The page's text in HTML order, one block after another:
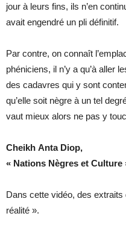
jour à leurs fins, ils n’en
avait engendré un pli définitif.
Par contre, on connaît
phéniciens, il n’y a qu’à aller
des cadavres qui y sont
qu’elle soit nègre à un tel
vaut mieux alors ne pas y
Cheikh Anta Diop,
« Nations Nègres et Culture
Dans cette vidéo, des
réalité ».